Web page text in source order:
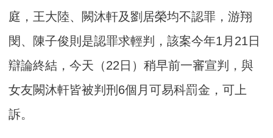
庭，王大陸、闕沐軒及劉居榮均不認罪，游翔
閔、陳子俊則是認罪求輕判，該案今年1月21日
辯論終結，今天（22日）稍早前一審宣判，與
女友闕沐軒皆被判刑6個月可易科罰金，可上
訴。